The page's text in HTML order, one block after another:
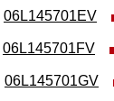
06L145701EV
06L145701FV
06L145701GV